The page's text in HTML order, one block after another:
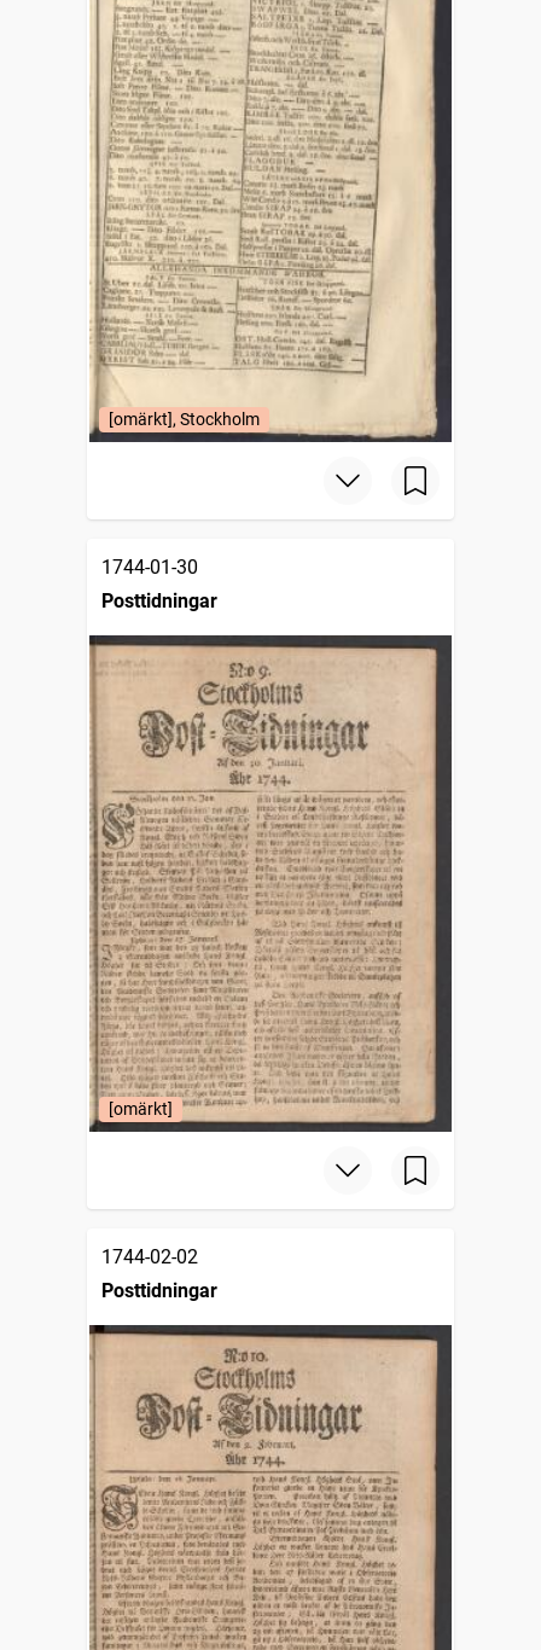
[omärkt], Stockholm
1744-01-30
Posttidningar
[omärkt]
1744-02-02
Posttidningar